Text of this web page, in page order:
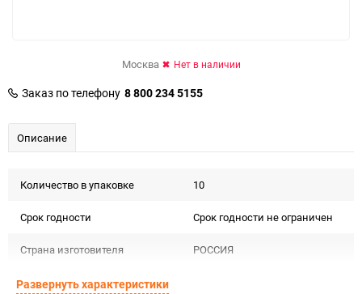
Москва Нет в наличии
Заказ по телефону 8 800 234 5155
Описание
Количество в упаковке 10
Срок годности Срок годности не ограничен
Страна изготовителя РОССИЯ
Предназначение товара
Развернуть характеристики